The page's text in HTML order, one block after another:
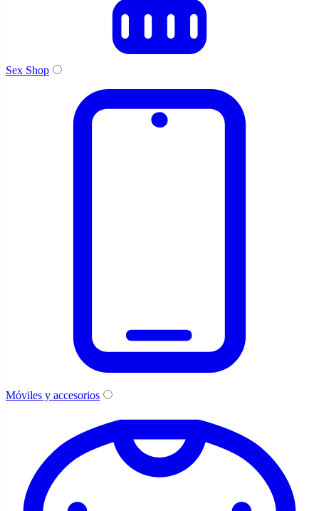
Sex Shop
Móviles y accesorios